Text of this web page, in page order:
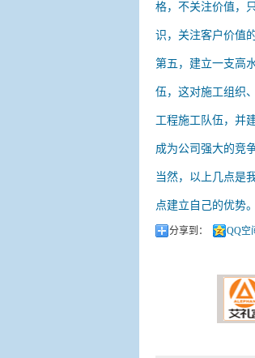
格，不关注价值，
识，关注客户价值
第五，建立一支高
伍，这对施工组织
工程施工队伍，并
成为公司强大的竞争
当然，以上几点是
点建立自己的优势
分享到： QQ空